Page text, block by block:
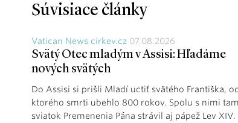
Súvisiace články
Vatican News cirkev.cz 07.08.2026
Svätý Otec mladým v Assisi: Hľadáme
nových svätých
Do Assisi si prišli Mladí uctiť svätého Františka, od
ktorého smrti ubehlo 800 rokov. Spolu s nimi tam
sviatok Premenenia Pána strávil aj pápež Lev XIV.